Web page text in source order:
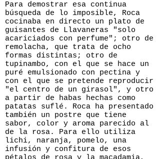
Para demostrar esa continua
búsqueda de lo imposible, Roca
cocinaba en directo un plato de
guisantes de Llavaneras "solo
acariciados con perfume"; otro de
remolacha, que trata de ocho
formas distintas; otro de
tupinambo, con el que se hace un
puré emulsionado con pectina y
con el que se pretende reproducir
"el centro de un girasol", y otro
a partir de habas hechas como
patatas suflé. Roca ha presentado
también un postre que tiene
sabor, color y aroma parecido al
de la rosa. Para ello utiliza
lichi, naranja, pomelo, una
infusión y confitura de esos